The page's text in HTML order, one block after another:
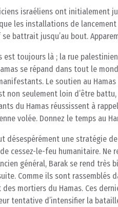
israéliens ont initialement
les installations de
se battrait jusqu’au bout.
est toujours là ; la rue
se répand dans tout le
Le soutien au
non seulement loin d’être
du Hamas réussissent à
volée. Donnez le temps au
désespérément une stratégie
cessez-le-feu humanitaire. Ne
général, Barak se rend
Comme ils sont rassemblés
mortiers du Hamas. Ces
tentative d’intensifier la